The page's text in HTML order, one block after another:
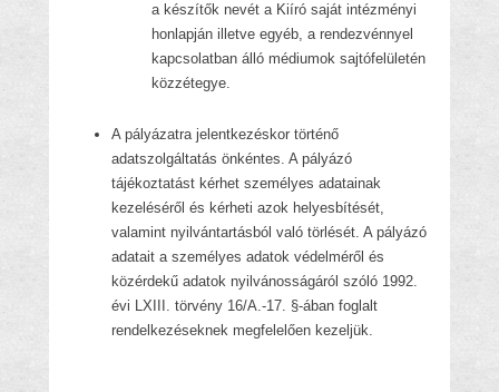
a készítők nevét a Kiíró saját intézményi
honlapján illetve egyéb, a rendezvénnyel
kapcsolatban álló médiumok sajtófelületén
közzétegye.
A pályázatra jelentkezéskor történő
adatszolgáltatás önkéntes. A pályázó
tájékoztatást kérhet személyes adatainak
kezeléséről és kérheti azok helyesbítését,
valamint nyilvántartásból való törlését. A pályázó
adatait a személyes adatok védelméről és
közérdekű adatok nyilvánosságáról szóló 1992.
évi LXIII. törvény 16/A.-17. §-ában foglalt
rendelkezéseknek megfelelően kezeljük.